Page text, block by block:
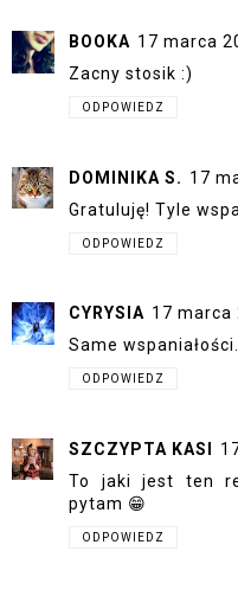
BOOKA 17 marca
Zacny stosik :)
ODPOWIEDZ
DOMINIKA S. 17
Gratuluję! Tyle
ODPOWIEDZ
CYRYSIA 17 marca
Same wspaniałości.
ODPOWIEDZ
SZCZYPTA KASI
To jaki jest ten
pytam 😁
ODPOWIEDZ